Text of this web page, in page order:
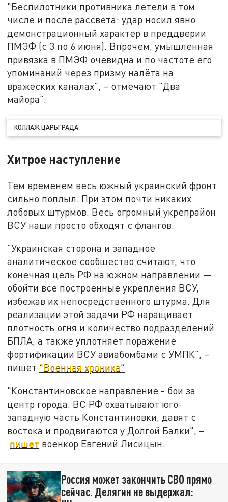
"Беспилотники противника летели в том
числе и после рассвета: удар носил явно
демонстрационный характер в преддверии
ПМЭФ (с 3 по 6 июня). Впрочем, умышленная
привязка в ПМЭФ очевидна и по частоте его
упоминаний через призму налёта на
вражеских каналах", – отмечают "Два
майора".
КОЛЛАЖ ЦАРЬГРАДА
Хитрое наступление
Тем временем весь южный украинский фронт
сильно поплыл. При этом почти никаких
лобовых штурмов. Весь огромный укрепрайон
ВСУ наши просто обходят с флангов.
"Украинская сторона и западное
аналитическое сообщество считают, что
конечная цель РФ на южном направлении —
обойти все построенные укрепления ВСУ,
избежав их непосредственного штурма. Для
реализации этой задачи РФ наращивает
плотность огня и количество подразделений
БПЛА, а также уплотняет поражение
фортификации ВСУ авиабомбами с УМПК", –
пишет "Военная хроника".
"Константиновское направление - бои за
центр города. ВС РФ охватывают юго-
западную часть Константиновки, давят с
востока и продвигаются у Долгой Балки", –
пишет военкор Евгений Лисицын.
Россия может закончить СВО прямо
сейчас. Делягин не выдержал: